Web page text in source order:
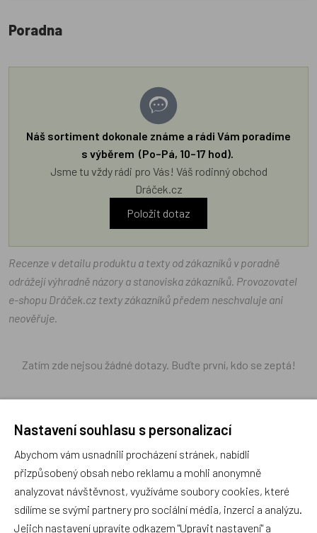
Poradna
Náš sortiment dokonale známe a rádi Vám poradíme
s výběrem (Po–Pá, 10–17 hod).
Jsme tu vždy rádi pro Vás! Váš rodinný obchod
Dráček.cz
Položit dotaz
Recenze v detailu produktu a texty od zákazníků v poradně
odrážejí výhradně názory a stanoviska zákazníků. Provozovatel
e-shopu Dráček.cz texty zákazníků předem neschvaluje ani
neověřuje.
Zatím zde nejsou žádné dotazy. Buďte první, kdo se zeptá!
Recenze
produkt ohodnotí!
Nastavení souhlasu s personalizací
Abychom vám usnadnili procházení stránek, nabídli
přizpůsobený obsah nebo reklamu a mohli anonymně
analyzovat návštěvnost, využíváme soubory cookies, které
sdílíme se svými partnery pro sociální média, inzerci a analýzu.
Jejich nastavení upravíte odkazem "Upravit nastavení" a